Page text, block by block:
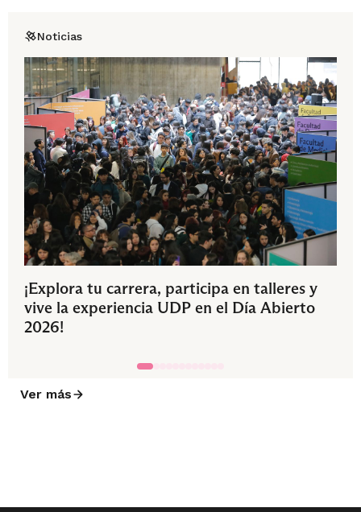
Noticias
¡Explora tu carrera, participa en talleres y
vive la experiencia UDP en el Día Abierto
2026!
Ver más